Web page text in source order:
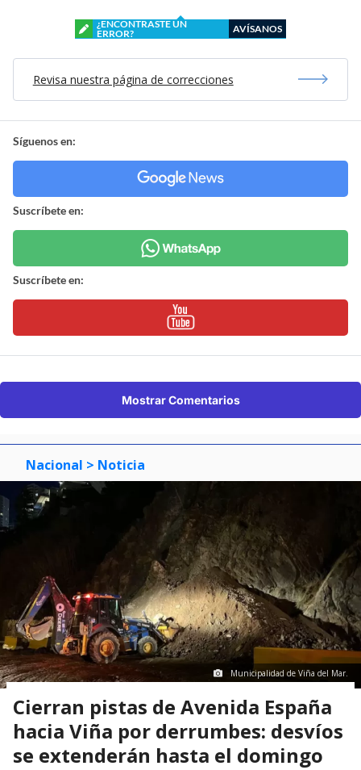
¿ENCONTRASTE UN
ERROR?
AVÍSANOS
Revisa nuestra página de correcciones
Síguenos en:
Suscríbete en:
Suscríbete en:
Mostrar Comentarios
Nacional > Noticia
Municipalidad de Viña del Mar.
Cierran pistas de Avenida España
hacia Viña por derrumbes: desvíos
se extenderán hasta el domingo